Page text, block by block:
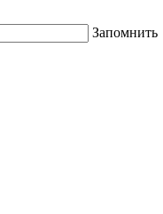
Запомнить